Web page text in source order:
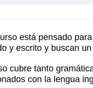
está pensado
y escrito y buscan
cubre tanto
con la lengua